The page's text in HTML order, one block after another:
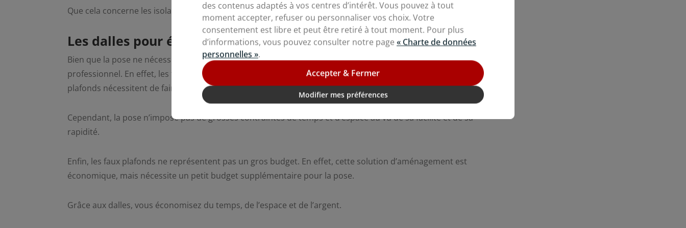
Que cela concerne les isolants thermiques ou bien phoniques, il vous suffit d’adapter le plénum.
Les dalles pour économiser
Bien que la pose ne nécessite pas de grandes compétences, il est primordial de faire appel à un
professionnel. En effet, les finitions ne peuvent pas être effectuées par tout le monde et certains faux
plafonds nécessitent de faire appel à un professionnel, même pour la pose.
Cependant, la pose n’impose pas de grosses contraintes de temps et d’espace au vu de sa facilité et de sa
rapidité.
Enfin, les faux plafonds ne représentent pas un gros budget. En effet, cette solution d’aménagement est
économique, mais nécessite un petit budget supplémentaire pour la pose.
Grâce aux dalles, vous économisez du temps, de l’espace et de l’argent.
des contenus adaptés à vos centres d’intérêt. Vous pouvez à tout
moment accepter, refuser ou personnaliser vos choix. Votre
consentement est libre et peut être retiré à tout moment. Pour plus
d’informations, vous pouvez consulter notre page « Charte de données
personnelles ».
Accepter & Fermer
Modifier mes préférences